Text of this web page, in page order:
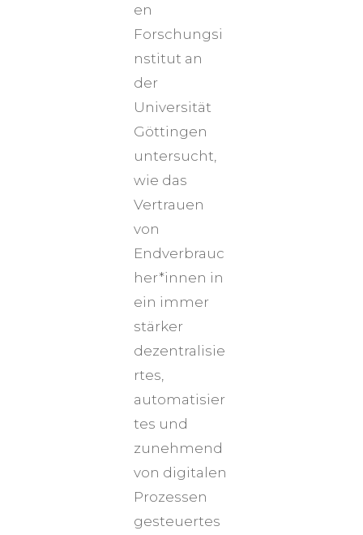
en
Forschungsi
nstitut an
der
Universität
Göttingen
untersucht,
wie das
Vertrauen
von
Endverbrauc
her*innen in
ein immer
stärker
dezentralisie
rtes,
automatisier
tes und
zunehmend
von digitalen
Prozessen
gesteuertes